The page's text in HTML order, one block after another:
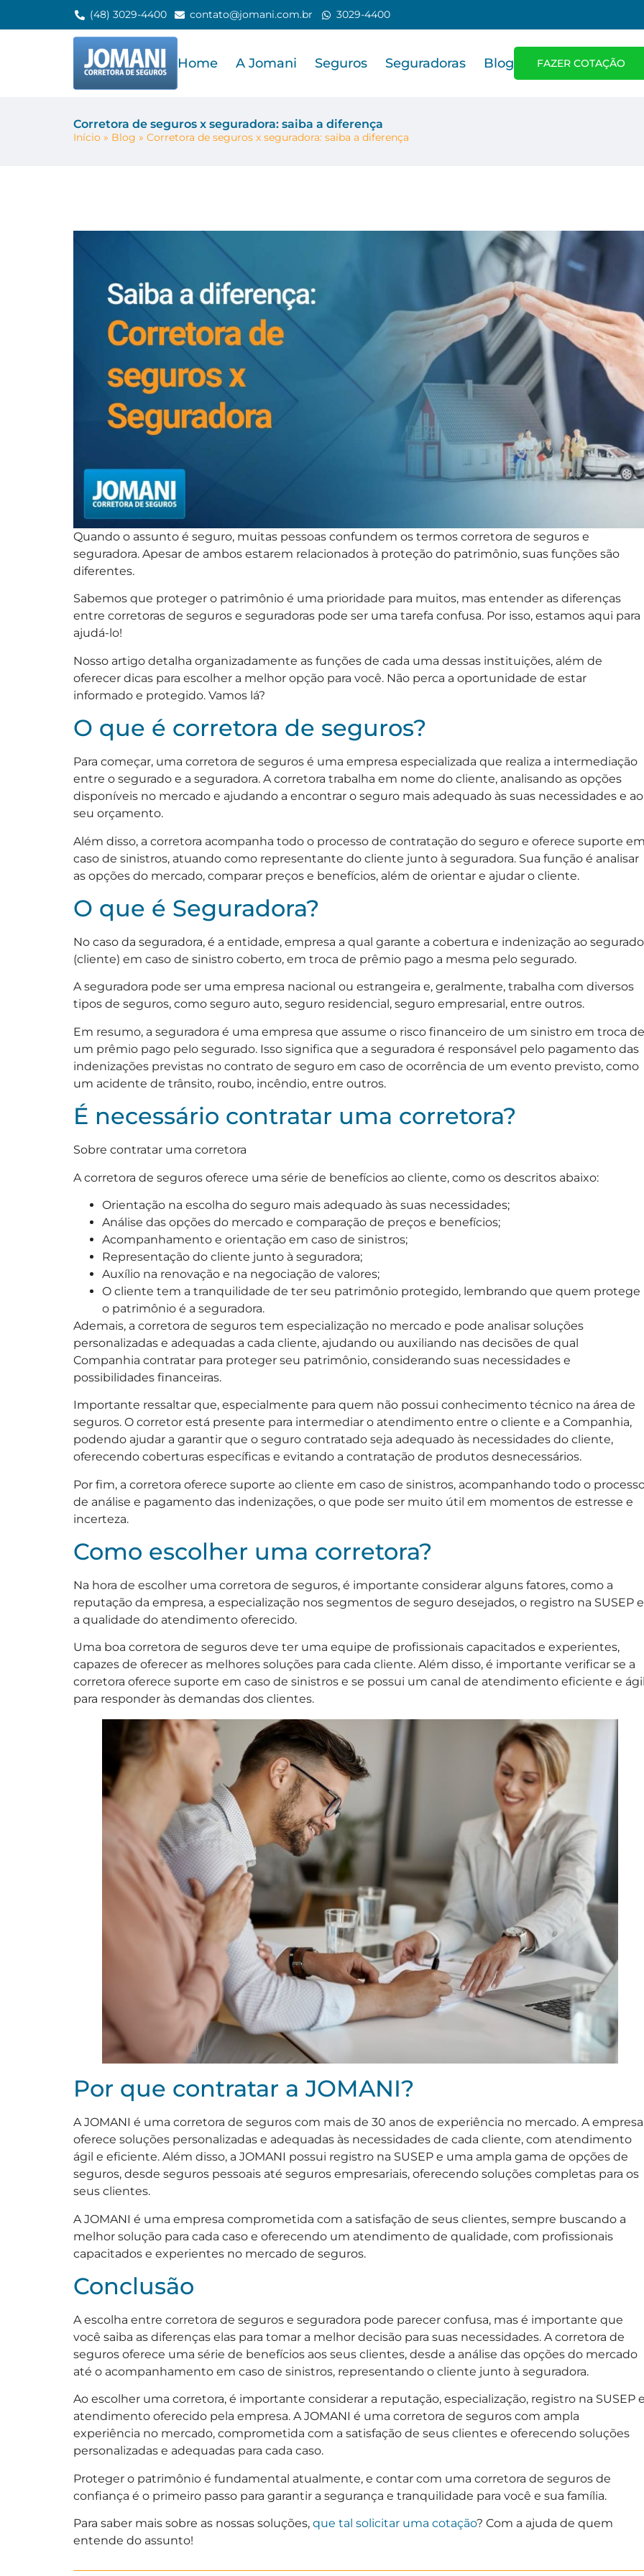
(48) 3029-4400 contato@jomani.com.br 3029-4400
Home A Jomani Seguros Seguradoras Blog FAZER COTAÇÃO
Corretora de seguros x seguradora: saiba a diferença
Início » Blog » Corretora de seguros x seguradora: saiba a diferença
Quando o assunto é seguro, muitas pessoas confundem os termos corretora de seguros e
seguradora. Apesar de ambos estarem relacionados à proteção do patrimônio, suas funções são
diferentes.
Sabemos que proteger o patrimônio é uma prioridade para muitos, mas entender as diferenças
entre corretoras de seguros e seguradoras pode ser uma tarefa confusa. Por isso, estamos aqui para
ajudá-lo!
Nosso artigo detalha organizadamente as funções de cada uma dessas instituições, além de
oferecer dicas para escolher a melhor opção para você. Não perca a oportunidade de estar
informado e protegido. Vamos lá?
O que é corretora de seguros?
Para começar, uma corretora de seguros é uma empresa especializada que realiza a intermediação
entre o segurado e a seguradora. A corretora trabalha em nome do cliente, analisando as opções
disponíveis no mercado e ajudando a encontrar o seguro mais adequado às suas necessidades e ao
seu orçamento.
Além disso, a corretora acompanha todo o processo de contratação do seguro e oferece suporte
caso de sinistros, atuando como representante do cliente junto à seguradora. Sua função é analisar
as opções do mercado, comparar preços e benefícios, além de orientar e ajudar o cliente.
O que é Seguradora?
No caso da seguradora, é a entidade, empresa a qual garante a cobertura e indenização ao segurado
(cliente) em caso de sinistro coberto, em troca de prêmio pago a mesma pelo segurado.
A seguradora pode ser uma empresa nacional ou estrangeira e, geralmente, trabalha com diversos
tipos de seguros, como seguro auto, seguro residencial, seguro empresarial, entre outros.
Em resumo, a seguradora é uma empresa que assume o risco financeiro de um sinistro em troca de
um prêmio pago pelo segurado. Isso significa que a seguradora é responsável pelo pagamento das
indenizações previstas no contrato de seguro em caso de ocorrência de um evento previsto, como
um acidente de trânsito, roubo, incêndio, entre outros.
É necessário contratar uma corretora?
Sobre contratar uma corretora
A corretora de seguros oferece uma série de benefícios ao cliente, como os descritos abaixo:
Orientação na escolha do seguro mais adequado às suas necessidades;
Análise das opções do mercado e comparação de preços e benefícios;
Acompanhamento e orientação em caso de sinistros;
Representação do cliente junto à seguradora;
Auxílio na renovação e na negociação de valores;
O cliente tem a tranquilidade de ter seu patrimônio protegido, lembrando que quem protege
o patrimônio é a seguradora.
Ademais, a corretora de seguros tem especialização no mercado e pode analisar soluções
personalizadas e adequadas a cada cliente, ajudando ou auxiliando nas decisões de qual
Companhia contratar para proteger seu patrimônio, considerando suas necessidades e
possibilidades financeiras.
Importante ressaltar que, especialmente para quem não possui conhecimento técnico na área de
seguros. O corretor está presente para intermediar o atendimento entre o cliente e a Companhia,
podendo ajudar a garantir que o seguro contratado seja adequado às necessidades do cliente,
oferecendo coberturas específicas e evitando a contratação de produtos desnecessários.
Por fim, a corretora oferece suporte ao cliente em caso de sinistros, acompanhando todo o
de análise e pagamento das indenizações, o que pode ser muito útil em momentos de estresse e
incerteza.
Como escolher uma corretora?
Na hora de escolher uma corretora de seguros, é importante considerar alguns fatores, como a
reputação da empresa, a especialização nos segmentos de seguro desejados, o registro na SUSEP e
a qualidade do atendimento oferecido.
Uma boa corretora de seguros deve ter uma equipe de profissionais capacitados e experientes,
capazes de oferecer as melhores soluções para cada cliente. Além disso, é importante verificar se a
corretora oferece suporte em caso de sinistros e se possui um canal de atendimento eficiente e
para responder às demandas dos clientes.
Por que contratar a JOMANI?
A JOMANI é uma corretora de seguros com mais de 30 anos de experiência no mercado. A empresa
oferece soluções personalizadas e adequadas às necessidades de cada cliente, com atendimento
ágil e eficiente. Além disso, a JOMANI possui registro na SUSEP e uma ampla gama de opções de
seguros, desde seguros pessoais até seguros empresariais, oferecendo soluções completas para os
seus clientes.
A JOMANI é uma empresa comprometida com a satisfação de seus clientes, sempre buscando a
melhor solução para cada caso e oferecendo um atendimento de qualidade, com profissionais
capacitados e experientes no mercado de seguros.
Conclusão
A escolha entre corretora de seguros e seguradora pode parecer confusa, mas é importante que
você saiba as diferenças elas para tomar a melhor decisão para suas necessidades. A corretora de
seguros oferece uma série de benefícios aos seus clientes, desde a análise das opções do mercado
até o acompanhamento em caso de sinistros, representando o cliente junto à seguradora.
Ao escolher uma corretora, é importante considerar a reputação, especialização, registro na SUSEP
atendimento oferecido pela empresa. A JOMANI é uma corretora de seguros com ampla
experiência no mercado, comprometida com a satisfação de seus clientes e oferecendo soluções
personalizadas e adequadas para cada caso.
Proteger o patrimônio é fundamental atualmente, e contar com uma corretora de seguros de
confiança é o primeiro passo para garantir a segurança e tranquilidade para você e sua família.
Para saber mais sobre as nossas soluções, que tal solicitar uma cotação? Com a ajuda de quem
entende do assunto!